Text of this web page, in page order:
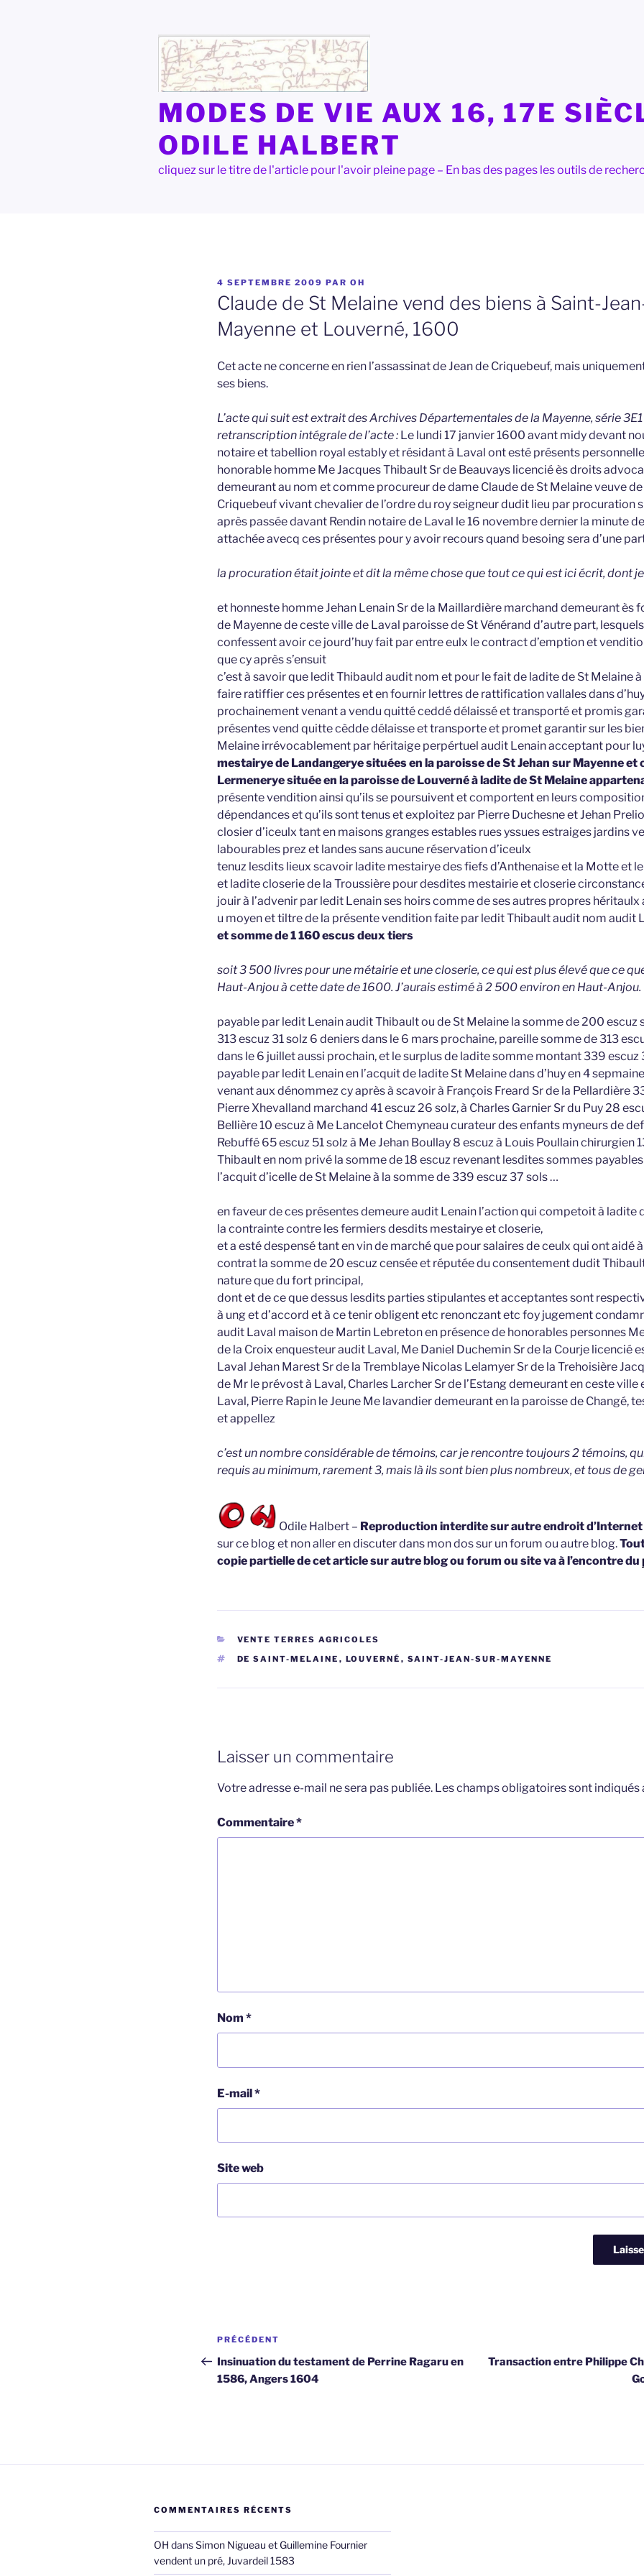
MODES DE VIE AUX 16, 17E
ODILE HALBERT
cliquez sur le titre de l'article pour l'avoir pleine page – En bas des pages les outils de
PUBLIÉ
LE
4 SEPTEMBRE 2009 PAR OH
Claude de St Melaine vend des biens à Saint-
Mayenne et Louverné, 1600
Cet acte ne concerne en rien l’assassinat de Jean de Criquebeuf, mais
ses biens.
L’acte qui suit est extrait des Archives Départementales de la Mayenne, série 3E1
retranscription intégrale de l’acte : Le lundi 17 janvier 1600 avant midy devant
notaire et tabellion royal estably et résidant à Laval ont esté présents
honorable homme Me Jacques Thibault Sr de Beauvays licencié ès droits
demeurant au nom et comme procureur de dame Claude de St Melaine veuve
Criquebeuf vivant chevalier de l’ordre du roy seigneur dudit lieu par procuration
après passée davant Rendin notaire de Laval le 16 novembre dernier la minute
attachée avecq ces présentes pour y avoir recours quand besoing sera d’une
la procuration était jointe et dit la même chose que tout ce qui est ici écrit, dont
et honneste homme Jehan Lenain Sr de la Maillardière marchand demeurant ès
de Mayenne de ceste ville de Laval paroisse de St Vénérand d’autre part,
confessent avoir ce jourd’huy fait par entre eulx le contract d’emption et
que cy après s’ensuit
c’est à savoir que ledit Thibauld audit nom et pour le fait de ladite de St Melaine
faire ratiffier ces présentes et en fournir lettres de rattification vallales dans
prochainement venant a vendu quitté ceddé délaissé et transporté et promis
présentes vend quitte cèdde délaisse et transporte et promet garantir sur les
Melaine irrévocablement par héritaige perpértuel audit Lenain acceptant pour
mestairye de Landangerye situées en la paroisse de St Jehan sur Mayenne et
Lermenerye située en la paroisse de Louverné à ladite de St Melaine
présente vendition ainsi qu’ils se poursuivent et comportent en leurs
dépendances et qu’ils sont tenus et exploitez par Pierre Duchesne et Jehan
closier d’iceulx tant en maisons granges estables rues yssues estraiges jardins
labourables prez et landes sans aucune réservation d’iceulx
tenuz lesdits lieux scavoir ladite mestairye des fiefs d’Anthenaise et la Motte et
et ladite closerie de la Troussière pour desdites mestairie et closerie
jouir à l’advenir par ledit Lenain ses hoirs comme de ses autres propres héritaulx
u moyen et tiltre de la présente vendition faite par ledit Thibault audit nom audit
et somme de 1 160 escus deux tiers
soit 3 500 livres pour une métairie et une closerie, ce qui est plus élevé que ce
Haut-Anjou à cette date de 1600. J’aurais estimé à 2 500 environ en Haut-Anjou.
payable par ledit Lenain audit Thibault ou de St Melaine la somme de 200 escuz
313 escuz 31 solz 6 deniers dans le 6 mars prochaine, pareille somme de 313
dans le 6 juillet aussi prochain, et le surplus de ladite somme montant 339 escuz
payable par ledit Lenain en l’acquit de ladite St Melaine dans d’huy en 4
venant aux dénommez cy après à scavoir à François Freard Sr de la Pellardière
Pierre Xhevalland marchand 41 escuz 26 solz, à Charles Garnier Sr du Puy 28
Bellière 10 escuz à Me Lancelot Chemyneau curateur des enfants myneurs de
Rebuffé 65 escuz 51 solz à Me Jehan Boullay 8 escuz à Louis Poullain chirurgien
Thibault en nom privé la somme de 18 escuz revenant lesdites sommes
l’acquit d’icelle de St Melaine à la somme de 339 escuz 37 sols …
en faveur de ces présentes demeure audit Lenain l’action qui competoit à ladite
la contrainte contre les fermiers desdits mestairye et closerie,
et a esté despensé tant en vin de marché que pour salaires de ceulx qui ont aidé
contrat la somme de 20 escuz censée et réputée du consentement dudit
nature que du fort principal,
dont et de ce que dessus lesdits parties stipulantes et acceptantes sont
à ung et d’accord et à ce tenir obligent etc renonczant etc foy jugement
audit Laval maison de Martin Lebreton en présence de honorables personnes
de la Croix enquesteur audit Laval, Me Daniel Duchemin Sr de la Courje licencié
Laval Jehan Marest Sr de la Tremblaye Nicolas Lelamyer Sr de la Trehoisière
de Mr le prévost à Laval, Charles Larcher Sr de l’Estang demeurant en ceste
Laval, Pierre Rapin le Jeune Me lavandier demeurant en la paroisse de Changé,
et appellez
c’est un nombre considérable de témoins, car je rencontre toujours 2 témoins,
requis au minimum, rarement 3, mais là ils sont bien plus nombreux, et tous de
Odile Halbert – Reproduction interdite sur autre endroit d’Internet
sur ce blog et non aller en discuter dans mon dos sur un forum ou autre blog.
copie partielle de cet article sur autre blog ou forum ou site va à l’encontre du
CATÉGORIES
VENTE TERRES AGRICOLES
ÉTIQUETTES
DE SAINT-MELAINE , LOUVERNÉ , SAINT-JEAN-SUR-MAYENNE
Laisser un commentaire
Votre adresse e-mail ne sera pas publiée. Les champs obligatoires sont indiqués
Commentaire*
Nom *
E-mail*
Site web
Navigation
de
l’article
Article
précédent
PRÉCÉDENT
Insinuation du testament de Perrine Ragaru en
1586, Angers 1604
Transaction entre Philippe
COMMENTAIRES RÉCENTS
OH dansSimon Nigueau et Guillemine Fournier
vendent un pré, Juvardeil 1583